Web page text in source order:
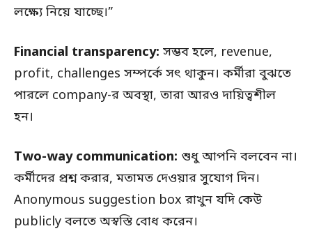
লক্ষ্যে নিয়ে যাচ্ছে।”
Financial transparency: সম্ভব হলে, revenue,
profit, challenges সম্পর্কে সৎ থাকুন। কর্মীরা বুঝতে
পারলে company-র অবস্থা, তারা আরও দায়িত্বশীল
হন।
Two-way communication: শুধু আপনি বলবেন না।
কর্মীদের প্রশ্ন করার, মতামত দেওয়ার সুযোগ দিন।
Anonymous suggestion box রাখুন যদি কেউ
publicly বলতে অস্বস্তি বোধ করেন।